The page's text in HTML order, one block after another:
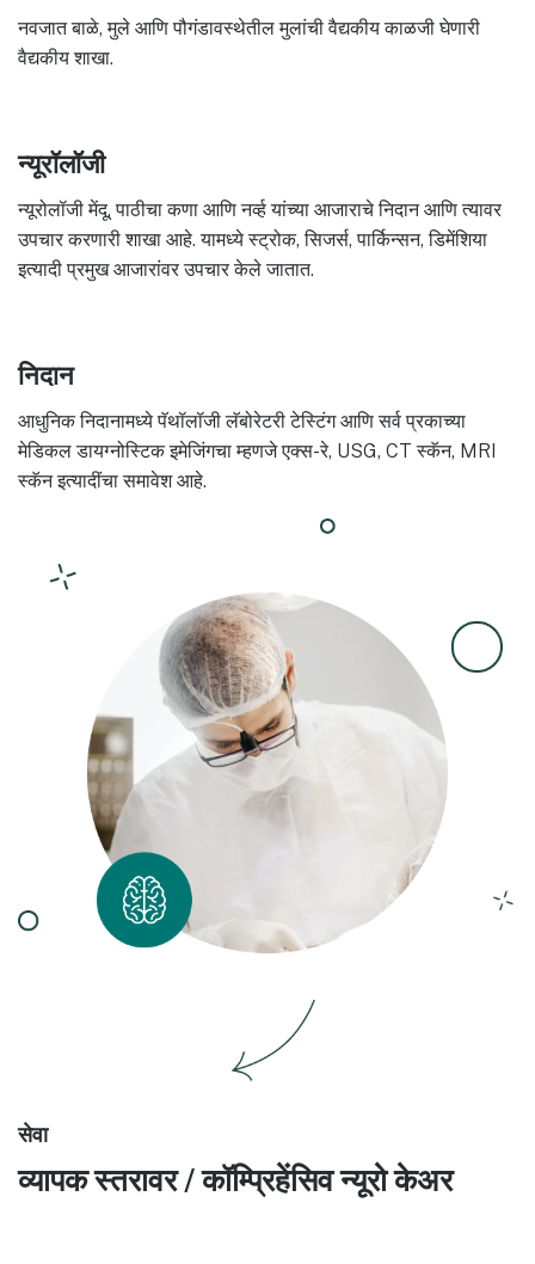
नवजात बाळे, मुले आणि पौगंडावस्थेतील मुलांची वैद्यकीय काळजी घेणारी
वैद्यकीय शाखा.
न्यूरॉलॉजी
न्यूरोलॉजी मेंदू, पाठीचा कणा आणि नर्व्ह यांच्या आजाराचे निदान आणि त्यावर
उपचार करणारी शाखा आहे. यामध्ये स्ट्रोक, सिजर्स, पार्किन्सन, डिमेंशिया
इत्यादी प्रमुख आजारांवर उपचार केले जातात.
निदान
आधुनिक निदानामध्ये पॅथॉलॉजी लॅबोरेटरी टेस्टिंग आणि सर्व प्रकाच्या
मेडिकल डायग्नोस्टिक इमेजिंगचा म्हणजे एक्स-रे, USG, CT स्कॅन, MRI
स्कॅन इत्यादींचा समावेश आहे.
सेवा
व्यापक स्तरावर / कॉम्प्रिहेंसिव न्यूरो केअर